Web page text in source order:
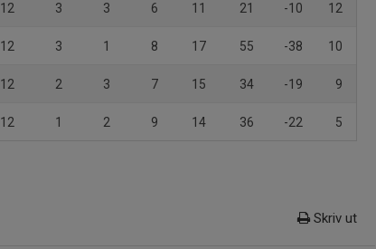
12 3 3 6 11 21 -10 12
12 3 1 8 17 55 -38 10
12 2 3 7 15 34 -19 9
12 1 2 9 14 36 -22 5
Skriv ut